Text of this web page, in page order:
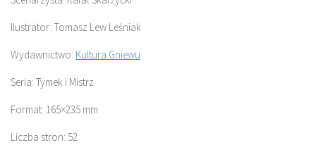
Ilustrator: Tomasz Lew Leśniak
Wydawnictwo: Kultura Gniewu
Seria: Tymek i Mistrz
Format: 165×235 mm
Liczba stron: 52